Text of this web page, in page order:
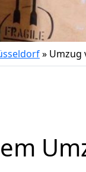
» Umzug